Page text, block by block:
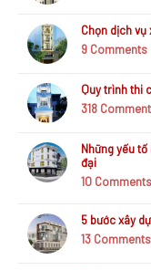
Chọn dịch vụ
9 Comments
Quy trình thi
318
Những yếu
đại
10 Comments
5 bước xây
13 Comments